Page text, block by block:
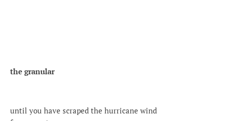
the granular
until you have scraped the hurricane wind